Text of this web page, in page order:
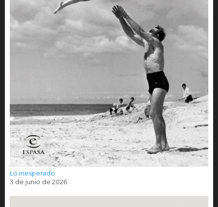
Lo inesperado
3 de junio de 2026